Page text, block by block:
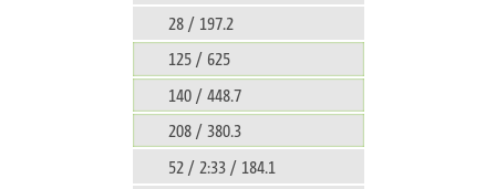
28 / 197.2
125 / 625
140 / 448.7
208 / 380.3
52 / 2:33 / 184.1